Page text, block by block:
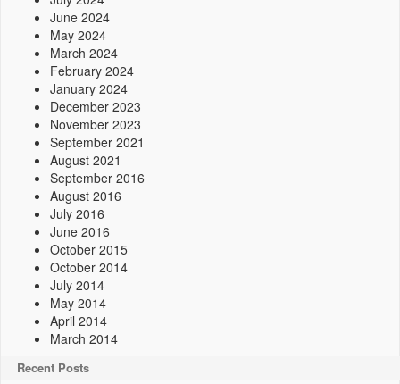
June 2024
May 2024
March 2024
February 2024
January 2024
December 2023
November 2023
September 2021
August 2021
September 2016
August 2016
July 2016
June 2016
October 2015
October 2014
July 2014
May 2014
April 2014
March 2014
Recent Posts